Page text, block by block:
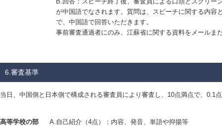
が中国語でなされます。質問は、スピーチに関する内容
で、中国語で回答いただきます。
事前審査通過者にのみ、江蘇省に関する資料をメールま
6.審査基準
当日、中国側と日本側で構成される審査員により審査し、10点満点で、0.1
高等学校の部
A.自己紹介（4点）：内容、発音、単語や抑揚等